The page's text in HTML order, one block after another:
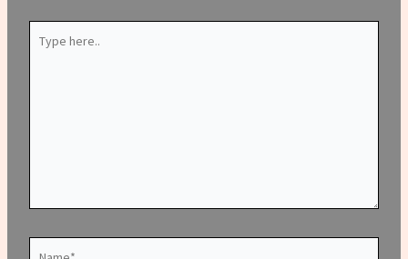
here..